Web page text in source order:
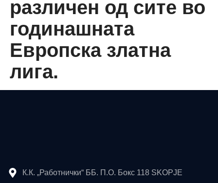
различен од сите во
годинашната
Европска златна
лига.
К.К. „Работнички“ ББ. П.О. Бокс 118 SKOPJE